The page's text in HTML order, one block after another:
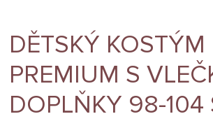
DĚTSKÝ KOSTÝM
PREMIUM S
DOPLŇKY 98-104